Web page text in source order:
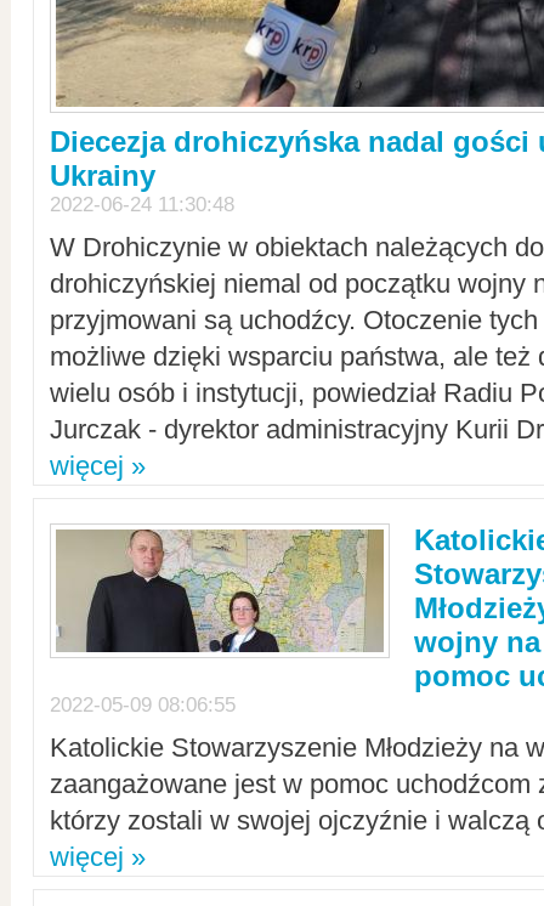
Diecezja drohiczyńska nadal gości
Ukrainy
2022-06-24 11:30:48
W Drohiczynie w obiektach należących
drohiczyńskiej niemal od początku wojny
przyjmowani są uchodźcy. Otoczenie
możliwe dzięki wsparciu państwa, ale też
wielu osób i instytucji, powiedział Radiu
Jurczak - dyrektor administracyjny Kurii
więcej »
wojny
pomoc
2022-05-09 08:06:55
Katolickie Stowarzyszenie Młodzieży na
zaangażowane jest w pomoc uchodźcom
którzy zostali w swojej ojczyźnie i walczą
więcej »